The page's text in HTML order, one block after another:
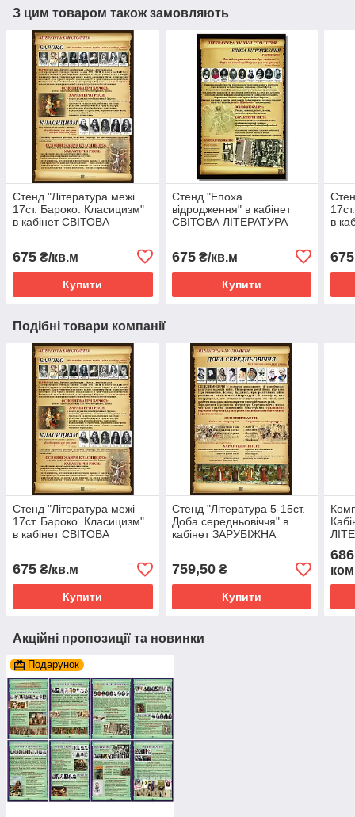
З цим товаром також замовляють
Стенд "Література межі
17ст. Бароко. Класицизм"
в кабінет СВІТОВА
675 ₴/кв.м
Купити
Стенд "Епоха
відродження" в кабінет
СВІТОВА ЛІТЕРАТУРА
675₴/кв.м
Купити
в
675
Подібні товари компанії
Стенд "Література межі
17ст. Бароко. Класицизм"
в кабінет СВІТОВА
675 ₴/кв.м
Купити
Стенд "Література 5-15ст.
Доба середньовіччя" в
кабінет ЗАРУБІЖНА
759,50₴
Купити
Акційні пропозиції та новинки
Подарунок